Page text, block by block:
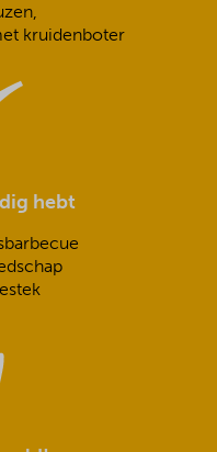
kruidenboter
hebt